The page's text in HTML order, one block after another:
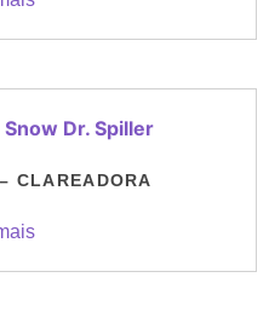
CLAREADORA